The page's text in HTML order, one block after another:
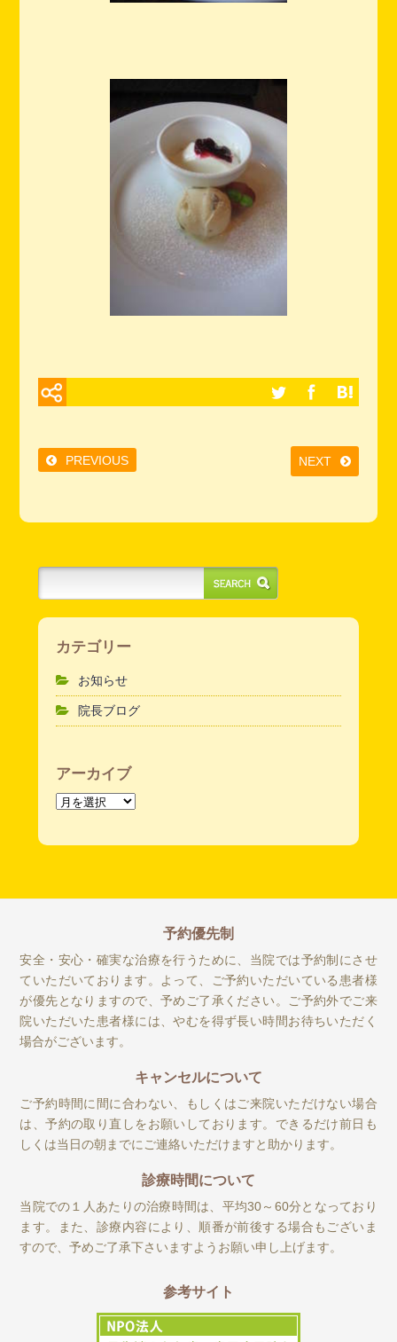
PREVIOUS NEXT
カテゴリー
お知らせ
院長ブログ
アーカイブ
ア
カ
予約優先制
安全・安心・確実な治療を行うために、当院では予約制にさせ
ていただいております。よって、ご予約いただいている患者様
が優先となりますので、予めご了承ください。ご予約外でご来
院いただいた患者様には、やむを得ず長い時間お待ちいただく
場合がございます。
キャンセルについて
ご予約時間に間に合わない、もしくはご来院いただけない場合
は、予約の取り直しをお願いしております。できるだけ前日も
しくは当日の朝までにご連絡いただけますと助かります。
診療時間について
当院での１人あたりの治療時間は、平均30～60分となっており
ます。また、診療内容により、順番が前後する場合もございま
すので、予めご了承下さいますようお願い申し上げます。
参考サイト